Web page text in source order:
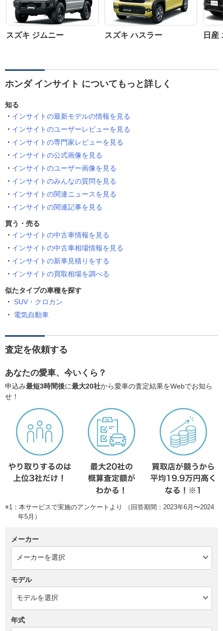
スズキ ジムニー スズキ ハスラー 日産
ホンダ インサイト についてもっと詳しく
知る
インサイトの最新モデルの情報を見る
インサイトのユーザーレビューを見る
インサイトの専門家レビューを見る
インサイトの公式画像を見る
インサイトのユーザー画像を見る
インサイトのみんなの質問を見る
インサイトの関連ニュースを見る
インサイトの関連記事を見る
買う・売る
インサイトの中古車情報を見る
インサイトの中古車相場情報を見る
インサイトの新車見積りをする
インサイトの買取相場を調べる
似たタイプの車種を探す
SUV・クロカン
電気自動車
査定を依頼する
あなたの愛車、今いくら？
申込み最短3時間後に最大20社から愛車の査定結果をWebでお知ら
せ！
※1：本サービスで実施のアンケートより （回答期間：2023年6月〜2024
年5月）
メーカー
モデル
年式